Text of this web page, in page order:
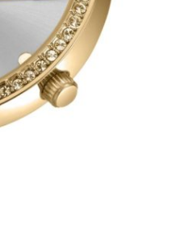
יוקרתית
היזהרו מחיקויים!